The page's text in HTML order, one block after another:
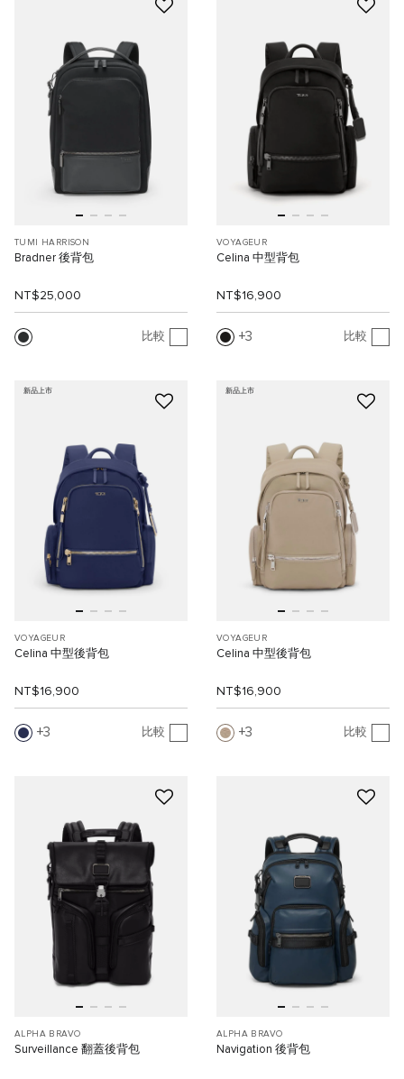
TUMI HARRISON
Bradner 後背包
NT$25,000
比較
VOYAGEUR
Celina 中型背包
NT$16,900
3 比較
新品上市
VOYAGEUR
Celina 中型後背包
NT$16,900
3 比較
新品上市
VOYAGEUR
Celina 中型後背包
NT$16,900
3 比較
ALPHA BRAVO
Surveillance 翻蓋後背包
ALPHA BRAVO
Navigation 後背包